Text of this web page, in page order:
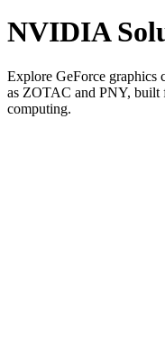
NVIDIA
Explore GeForce
as ZOTAC and PNY, built
computing.